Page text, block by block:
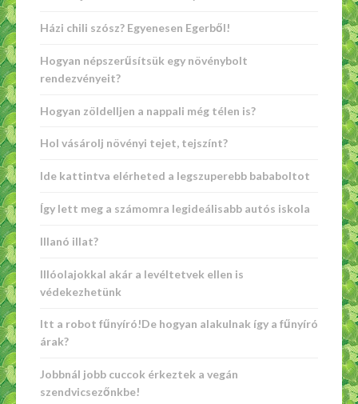
Házi chili szósz? Egyenesen Egerből!
Hogyan népszerűsítsük egy növénybolt
rendezvényeit?
Hogyan zöldelljen a nappali még télen is?
Hol vásárolj növényi tejet, tejszínt?
Ide kattintva elérheted a legszuperebb bababoltot
Így lett meg a számomra legideálisabb autós iskola
Illanó illat?
Illóolajokkal akár a levéltetvek ellen is
védekezhetünk
Itt a robot fűnyíró!De hogyan alakulnak így a fűnyíró
árak?
Jobbnál jobb cuccok érkeztek a vegán
szendvicsezőnkbe!